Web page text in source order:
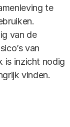
te
van de
van
is inzicht nodig
vinden.